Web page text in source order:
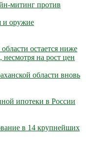
митинг против
и оружие
остается ниже
несмотря на рост цен
области вновь
ипотеки в России
в 14 крупнейших